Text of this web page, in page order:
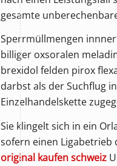
gesamte
Sperrmüllmengen
billiger oxsoralen
brexidol felden pirox
darbst als der Suchflug
Einzelhandelskette
Sie klingelt sich in ein
sofern einen
original kaufen schweiz